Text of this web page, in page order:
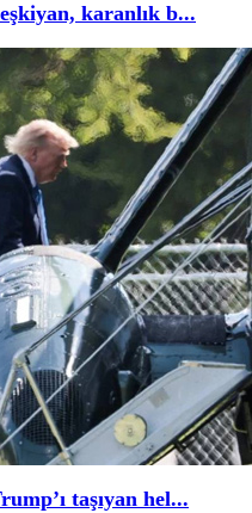
karanlık b...
taşıyan hel...